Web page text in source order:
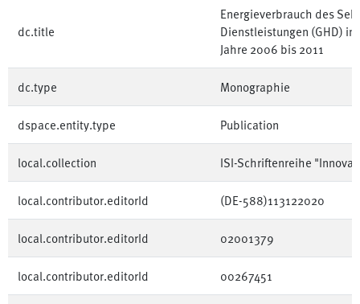
dc.title
Energieverbrauch des
Dienstleistungen (GHD)
Jahre 2006 bis 2011
dc.type Monographie
dspace.entity.type Publication
local.collection ISI-Schriftenreihe
local.contributor.editorId (DE-588)113122020
local.contributor.editorId 02001379
local.contributor.editorId 00267451